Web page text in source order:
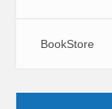
BookStore